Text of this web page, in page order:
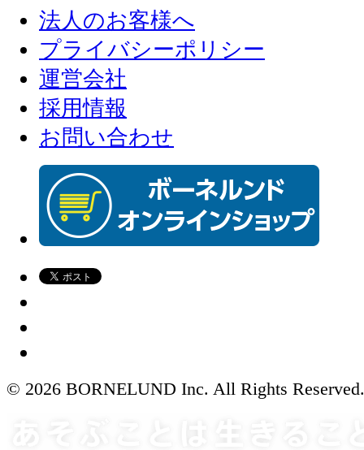
法人のお客様へ
プライバシーポリシー
運営会社
採用情報
お問い合わせ
© 2026 BORNELUND Inc. All Rights Reserved.